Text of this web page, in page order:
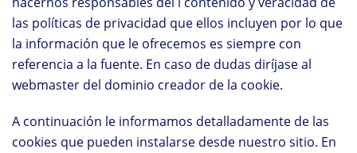
las políticas de privacidad que ellos incluyen por lo que
la información que le ofrecemos es siempre con
referencia a la fuente. En caso de dudas diríjase al
webmaster del dominio creador de la cookie.
A continuación le informamos detalladamente de las
cookies que pueden instalarse desde nuestro sitio. En